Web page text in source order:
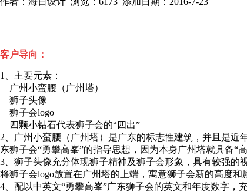
客户导向：
1、主要元素：
广州小蛮腰（广州塔）
狮子头像
狮子会logo
四颗小钻石代表狮子会的“四出”
2、广州小蛮腰（广州塔）是广东的标志性建筑，并且是
东狮子会“勇攀高峯”的指导思想，因为本身广州塔就具备“
3、狮子头像充分体现狮子精神及狮子会形象，具有较强的
将狮子会logo放置在广州塔的上端，寓意狮子会新的高度
4、配以中英文“勇攀高峯”广东狮子会的英文和年度数字，